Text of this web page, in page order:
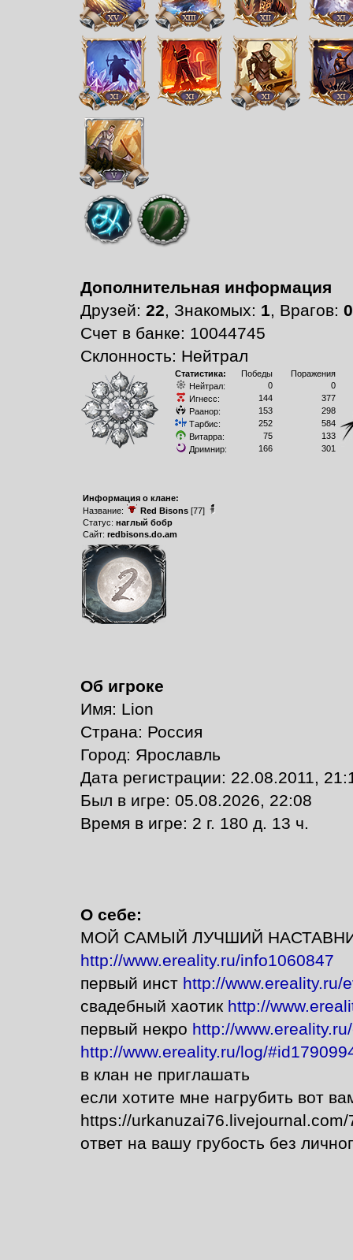
Дополнительная информация
Друзей: 22, Знакомых: 1, Врагов: 0
Счет в банке: 10044745
Склонность: Нейтрал
Статистика: Победы
Поражения
Нейтрал:
0
0
Игнесс:
144
377
Раанор:
153
298
Тарбис:
252
584
Витарра:
75
133
Дримнир:
166 301
Информация о клане:
Название:
Red Bisons[77]
Статус: наглый бобр
Сайт: redbisons.do.am
Об игроке
Имя: Lion
Страна: Россия
Город: Ярославль
Дата регистрации: 22.08.2011,
Был в игре: 05.08.2026, 22:08
Время в игре: 2 г. 180 д. 13 ч.
О себе:
МОЙ САМЫЙ ЛУЧШИЙ
http://www.ereality.ru/info1060847
первый инст http://www.ereality.ru/
свадебный хаотик http://
первый некро http://
http://www.ereality.ru/log/
в клан не приглашать
если хотите мне нагрубить вот
https://
ответ на вашу грубость без